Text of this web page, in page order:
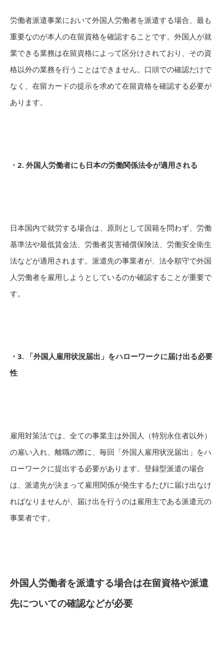
労働者派遣事業において外国人労働者を派遣する場合、最も
重要なのが本人の在留資格を確認することです。外国人が就
業できる業務は在留資格によって区分けされており、その資
格以外の業務を行うことはできません。口頭での確認だけで
なく、在留カードの提示を求めて在留資格を確認する必要が
あります。
・2. 外国人労働者にも日本の労働関係法令が適用される
日本国内で就労する場合は、原則として国籍を問わず、労働
基準法や最低賃金法、労働者災害補償保険法、労働安全衛生
法などが適用されます。派遣先の事業者が、法令順守で外国
人労働者を雇用しようとしているのか確認することが重要で
す。
・3. 「外国人雇用状況届出」をハローワークに届け出る必要
性
雇用対策法では、全ての事業主は外国人（特別永住者以外）
の雇い入れ、離職の際に、毎回「外国人雇用状況届出」をハ
ローワークに提出する必要があります。登録型派遣の場合
は、派遣先が決まって雇用関係が発生するたびに届け出なけ
ればなりませんが、届け出を行うのは雇用主である派遣元の
事業者です。
外国人労働者を派遣する場合は在留資格や派遣
先についての確認などが必要